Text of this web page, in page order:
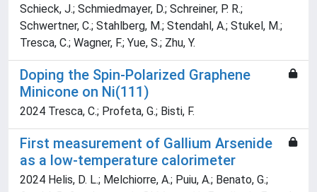
Schieck, J.; Schmiedmayer, D.; Schreiner, P. R.;
Schwertner, C.; Stahlberg, M.; Stendahl, A.; Stukel, M.;
Tresca, C.; Wagner, F.; Yue, S.; Zhu, Y.
Doping the Spin-Polarized Graphene
Minicone on Ni(111)
2024 Tresca, C.; Profeta, G.; Bisti, F.
First measurement of Gallium Arsenide
as a low-temperature calorimeter
2024 Helis, D. L.; Melchiorre, A.; Puiu, A.; Benato, G.;